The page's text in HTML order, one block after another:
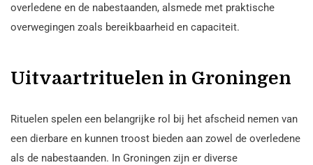
overledene en de nabestaanden, alsmede met praktische
overwegingen zoals bereikbaarheid en capaciteit.
Uitvaartrituelen in Groningen
Rituelen spelen een belangrijke rol bij het afscheid nemen van
een dierbare en kunnen troost bieden aan zowel de overledene
als de nabestaanden. In Groningen zijn er diverse